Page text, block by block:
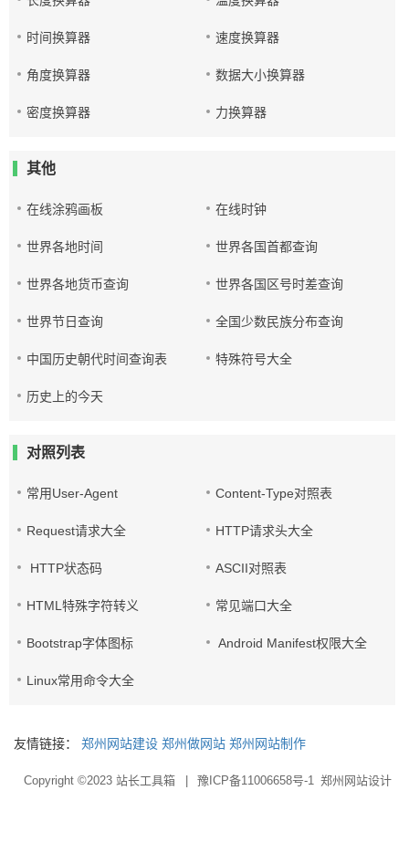
时间换算器 速度换算器
角度换算器 数据大小换算器
密度换算器 力换算器
其他
在线涂鸦画板 在线时钟
世界各地时间 世界各国首都查询
世界各地货币查询 世界各国区号时差查询
世界节日查询 全国少数民族分布查询
中国历史朝代时间查询表 特殊符号大全
历史上的今天
对照列表
常用User-Agent Content-Type对照表
Request请求大全 HTTP请求头大全
HTTP状态码 ASCII对照表
HTML特殊字符转义 常见端口大全
Bootstrap字体图标 Android Manifest权限大全
Linux常用命令大全
友情链接： 郑州网站建设 郑州做网站 郑州网站制作
Copyright ©2023 站长工具箱 豫ICP备11006658号-1 郑州网站设计